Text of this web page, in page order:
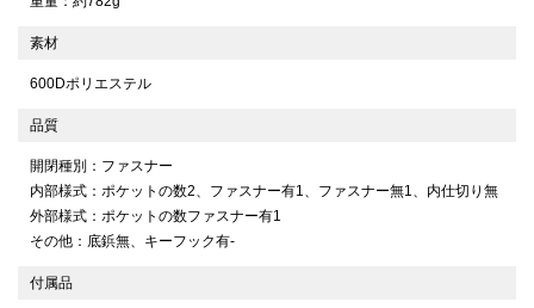
素材
600Dポリエステル
品質
開閉種別：ファスナー
内部様式：ポケットの数2、ファスナー有1、ファスナー無1、内仕切り無
外部様式：ポケットの数ファスナー有1
その他：底鋲無、キーフック有-
付属品